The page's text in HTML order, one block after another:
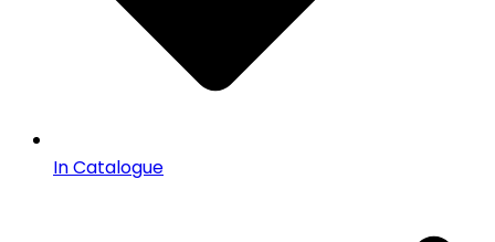
In Catalogue